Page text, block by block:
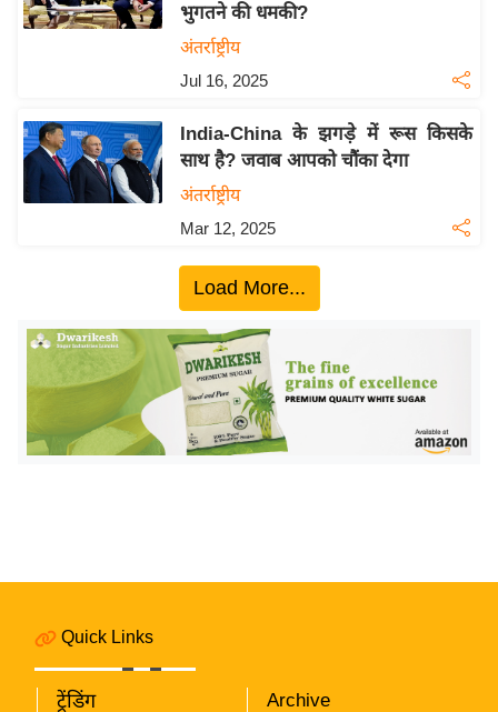
ल
सा
ल
श
ग
या
ग
ऑ
टो
भुगतने की धमकी?
अंतर्राष्ट्रीय
Jul 16, 2025
India-China के झगड़े में रूस किसके
साथ है? जवाब आपको चौंका देगा
अंतर्राष्ट्रीय
Mar 12, 2025
Load More...
Quick Links
ट्रेंडिंग Archive